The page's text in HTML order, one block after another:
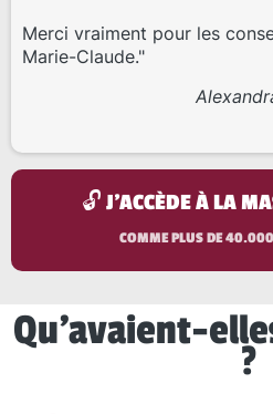
Merci vraiment pour les
Marie-Claude."
🔓 J'ACCÈDE À LA
COMME PLUS DE
Qu'avaient-
?